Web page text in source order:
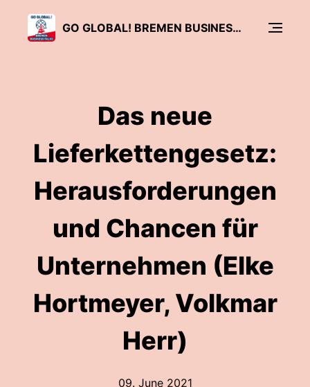
GO GLOBAL! BREMEN BUSINESS TALKS
Das neue
Lieferkettengesetz:
Herausforderungen
und Chancen für
Unternehmen (Elke
Hortmeyer, Volkmar
Herr)
09. June 2021